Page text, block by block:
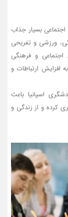
بسیار جذاب
ورزشی و تفریحی
اجتماعی و فرهنگی
افزایش ارتباطات و
اسپانیا باعث
کرده و از زندگی و